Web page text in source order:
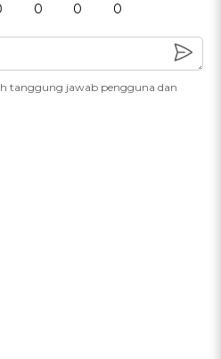
0 0 0
tanggung jawab pengguna dan